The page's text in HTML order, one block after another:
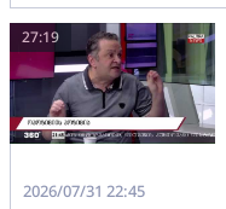
27:19
2026/07/31 22:45